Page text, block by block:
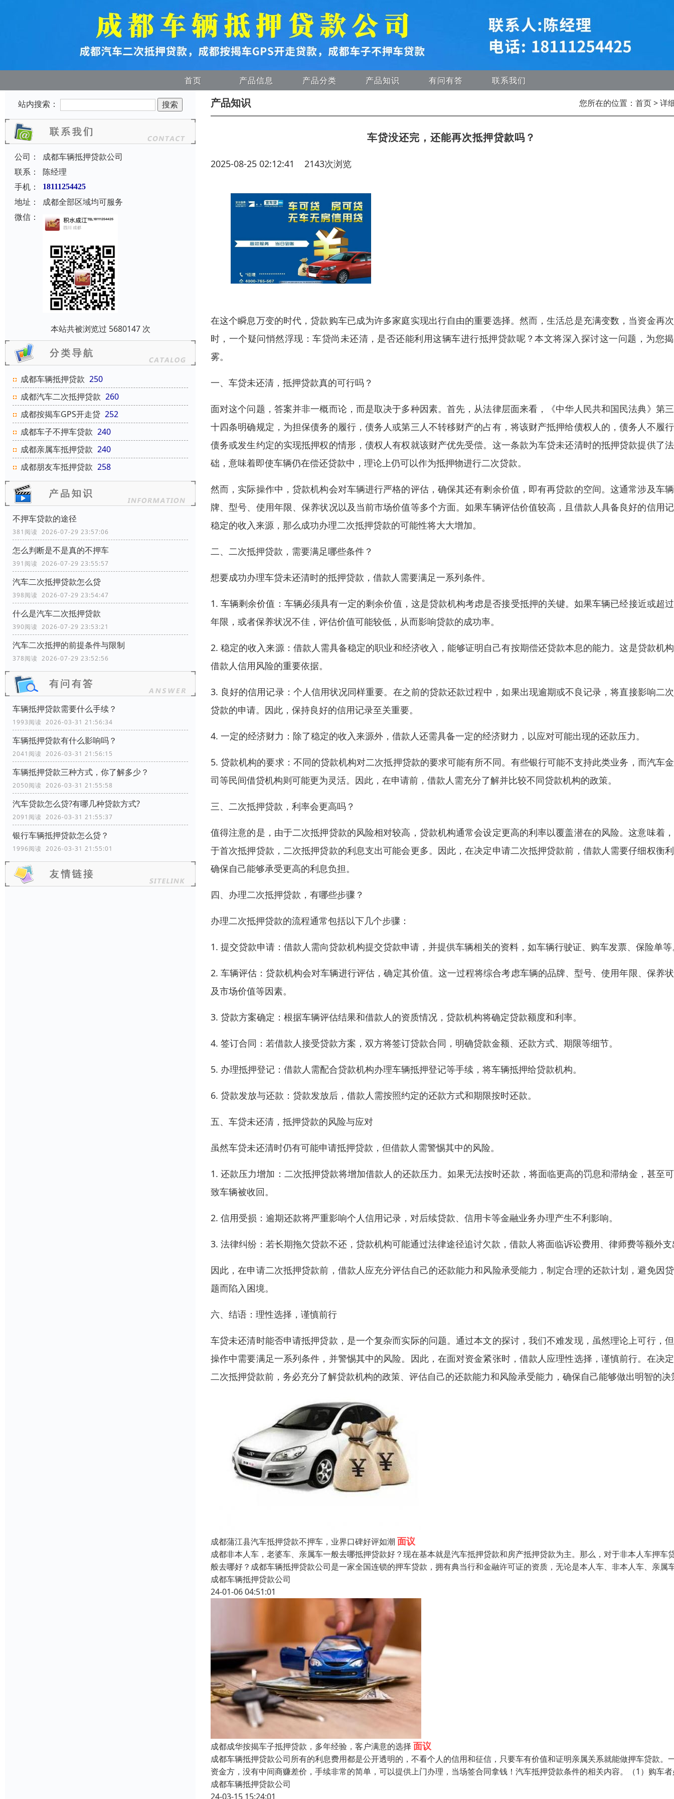
首页 产品信息 产品分类 产品知识 有问有答 联系我们
站内搜索：
公司：
成都车辆抵押贷款公司
联系：
陈经理
手机：
18111254425
地址：
成都全部区域均可服务
微信：
本站共被浏览过 5680147 次
成都车辆抵押贷款 250
成都汽车二次抵押贷款 260
成都按揭车GPS开走贷 252
成都车子不押车贷款 240
成都亲属车抵押贷款 240
成都朋友车抵押贷款 258
不押车贷款的途径​
381阅读 2026-07-29 23:57:06
怎么判断是不是真的不押车
391阅读 2026-07-29 23:55:57
汽车二次抵押贷款怎么贷
398阅读 2026-07-29 23:54:47
什么是汽车二次抵押贷款
390阅读 2026-07-29 23:53:21
汽车二次抵押的前提条件与限制
378阅读 2026-07-29 23:52:56
车辆抵押贷款需要什么手续？
1993阅读 2026-03-31 21:56:34
车辆抵押贷款有什么影响吗？
2041阅读 2026-03-31 21:56:15
车辆抵押贷款三种方式，你了解多少？
2050阅读 2026-03-31 21:55:58
汽车贷款怎么贷?有哪几种贷款方式?
2091阅读 2026-03-31 21:55:37
银行车辆抵押贷款怎么贷？
1996阅读 2026-03-31 21:55:01
产品知识 您所在的位置： 首页> 详
车贷没还完，还能再次抵押贷款吗？
2025-08-25 02:12:41 2143次浏览
在这个瞬息万变的时代，贷款购车已成为许多家庭实现出行自由的重要选择。然而，生活总是充满变数，当资金再
时，一个疑问悄然浮现：车贷尚未还清，是否还能利用这辆车进行抵押贷款呢？本文将深入探讨这一问题，为您
雾。
一、车贷未还清，抵押贷款真的可行吗？
面对这个问题，答案并非一概而论，而是取决于多种因素。首先，从法律层面来看，《中华人民共和国民法典》第
十四条明确规定，为担保债务的履行，债务人或第三人不转移财产的占有，将该财产抵押给债权人的，债务人不履
债务或发生约定的实现抵押权的情形，债权人有权就该财产优先受偿。这一条款为车贷未还清时的抵押贷款提供了
础，意味着即使车辆仍在偿还贷款中，理论上仍可以作为抵押物进行二次贷款。
然而，实际操作中，贷款机构会对车辆进行严格的评估，确保其还有剩余价值，即有再贷款的空间。这通常涉及车
牌、型号、使用年限、保养状况以及当前市场价值等多个方面。如果车辆评估价值较高，且借款人具备良好的信用
稳定的收入来源，那么成功办理二次抵押贷款的可能性将大大增加。
二、二次抵押贷款，需要满足哪些条件？
想要成功办理车贷未还清时的抵押贷款，借款人需要满足一系列条件。
1. 车辆剩余价值：车辆必须具有一定的剩余价值，这是贷款机构考虑是否接受抵押的关键。如果车辆已经接近或超
年限，或者保养状况不佳，评估价值可能较低，从而影响贷款的成功率。
2. 稳定的收入来源：借款人需具备稳定的职业和经济收入，能够证明自己有按期偿还贷款本息的能力。这是贷款机
借款人信用风险的重要依据。
3. 良好的信用记录：个人信用状况同样重要。在之前的贷款还款过程中，如果出现逾期或不良记录，将直接影响二
贷款的申请。因此，保持良好的信用记录至关重要。
4. 一定的经济财力：除了稳定的收入来源外，借款人还需具备一定的经济财力，以应对可能出现的还款压力。
5. 贷款机构的要求：不同的贷款机构对二次抵押贷款的要求可能有所不同。有些银行可能不支持此类业务，而汽车
司等民间借贷机构则可能更为灵活。因此，在申请前，借款人需充分了解并比较不同贷款机构的政策。
三、二次抵押贷款，利率会更高吗？
值得注意的是，由于二次抵押贷款的风险相对较高，贷款机构通常会设定更高的利率以覆盖潜在的风险。这意味着
于首次抵押贷款，二次抵押贷款的利息支出可能会更多。因此，在决定申请二次抵押贷款前，借款人需要仔细权衡
确保自己能够承受更高的利息负担。
四、办理二次抵押贷款，有哪些步骤？
办理二次抵押贷款的流程通常包括以下几个步骤：
1. 提交贷款申请：借款人需向贷款机构提交贷款申请，并提供车辆相关的资料，如车辆行驶证、购车发票、保险单
2. 车辆评估：贷款机构会对车辆进行评估，确定其价值。这一过程将综合考虑车辆的品牌、型号、使用年限、保养
及市场价值等因素。
3. 贷款方案确定：根据车辆评估结果和借款人的资质情况，贷款机构将确定贷款额度和利率。
4. 签订合同：若借款人接受贷款方案，双方将签订贷款合同，明确贷款金额、还款方式、期限等细节。
5. 办理抵押登记：借款人需配合贷款机构办理车辆抵押登记等手续，将车辆抵押给贷款机构。
6. 贷款发放与还款：贷款发放后，借款人需按照约定的还款方式和期限按时还款。
五、车贷未还清，抵押贷款的风险与应对
虽然车贷未还清时仍有可能申请抵押贷款，但借款人需警惕其中的风险。
1. 还款压力增加：二次抵押贷款将增加借款人的还款压力。如果无法按时还款，将面临更高的罚息和滞纳金，甚至
致车辆被收回。
2. 信用受损：逾期还款将严重影响个人信用记录，对后续贷款、信用卡等金融业务办理产生不利影响。
3. 法律纠纷：若长期拖欠贷款不还，贷款机构可能通过法律途径追讨欠款，借款人将面临诉讼费用、律师费等额外
因此，在申请二次抵押贷款前，借款人应充分评估自己的还款能力和风险承受能力，制定合理的还款计划，避免因
题而陷入困境。
六、结语：理性选择，谨慎前行
车贷未还清时能否申请抵押贷款，是一个复杂而实际的问题。通过本文的探讨，我们不难发现，虽然理论上可行，
操作中需要满足一系列条件，并警惕其中的风险。因此，在面对资金紧张时，借款人应理性选择，谨慎前行。在决
二次抵押贷款前，务必充分了解贷款机构的政策、评估自己的还款能力和风险承受能力，确保自己能够做出明智的决
成都蒲江县汽车抵押贷款不押车，业界口碑好评如潮 面议
成都非本人车，老婆车、亲属车一般去哪抵押贷款好？现在基本就是汽车抵押贷款和房产抵押贷款为主。那么，对于非本人车押车
般去哪好？成都车辆抵押贷款公司是一家全国连锁的押车贷款，拥有典当行和金融许可证的资质，无论是本人车、非本人车、亲属
成都车辆抵押贷款公司
24-01-06 04:51:01
成都成华按揭车子抵押贷款，多年经验，客户满意的选择 面议
成都车辆抵押贷款公司所有的利息费用都是公开透明的，不看个人的信用和征信，只要车有价值和证明亲属关系就能做押车贷款。
资金方，没有中间商赚差价，手续非常的简单，可以提供上门办理，当场签合同拿钱！汽车抵押贷款条件的相关内容。（1）购车
成都车辆抵押贷款公司
24-03-15 15:24:01